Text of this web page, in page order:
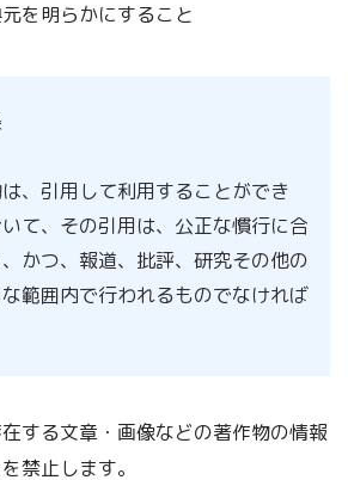
を明らかにすること
、引用して利用することができ
て、その引用は、公正な慣行に合
かつ、報道、批評、研究その他の
範囲内で行われるものでなければ
する文章・画像などの著作物の情報
禁止します。